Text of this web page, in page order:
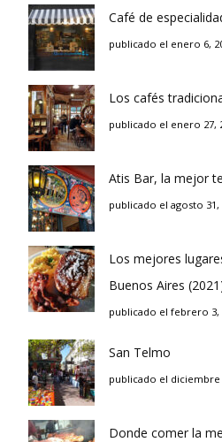
Café de
publicado el enero 6,
Los cafés
publicado el enero 27,
Atis Bar, la mejor
publicado el agosto 31,
Los mejores
Buenos Aires
publicado el febrero 3,
San Telmo
publicado el diciembre
Donde comer la